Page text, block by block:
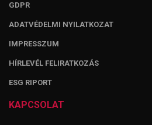
GDPR
ADATVÉDELMI NYILATKOZAT
IMPRESSZUM
HÍRLEVÉL FELIRATKOZÁS
ESG RIPORT
KAPCSOLAT